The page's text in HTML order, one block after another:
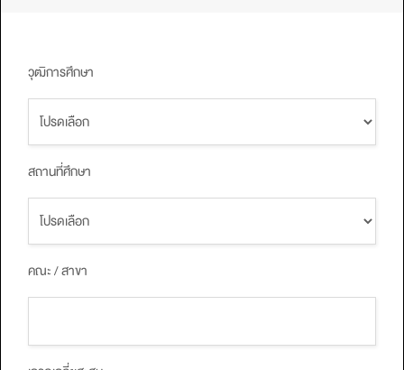
วุฒิการศึกษา
สถานที่ศึกษา
คณะ / สาขา